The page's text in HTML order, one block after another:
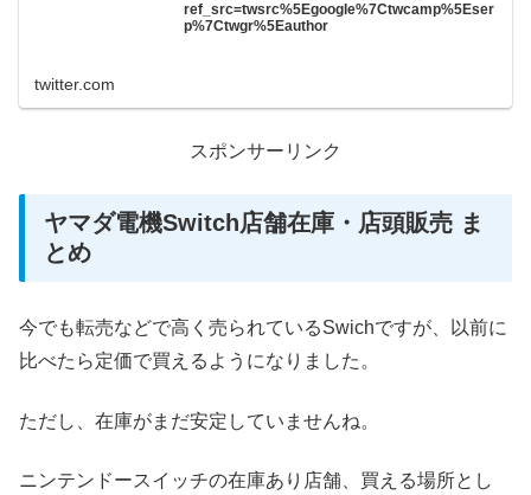
ref_src=twsrc%5Egoogle%7Ctwcamp%5Eser
p%7Ctwgr%5Eauthor
twitter.com
スポンサーリンク
ヤマダ電機Switch店舗在庫・店頭販売 ま
とめ
今でも転売などで高く売られているSwichですが、以前に
比べたら定価で買えるようになりました。
ただし、在庫がまだ安定していませんね。
ニンテンドースイッチの在庫あり店舗、買える場所とし